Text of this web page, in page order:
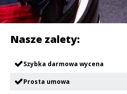
Nasze zalety:
Szybka darmowa wycena
Prosta umowa